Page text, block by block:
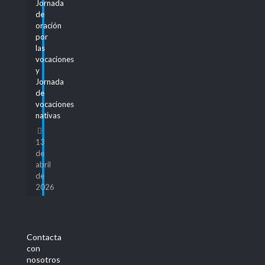
Jornada
de
oración
por
las
vocaciones
y
Jornada
de
vocaciones
nativas
13
de
abril
de
2026
Contacta
con
nosotros